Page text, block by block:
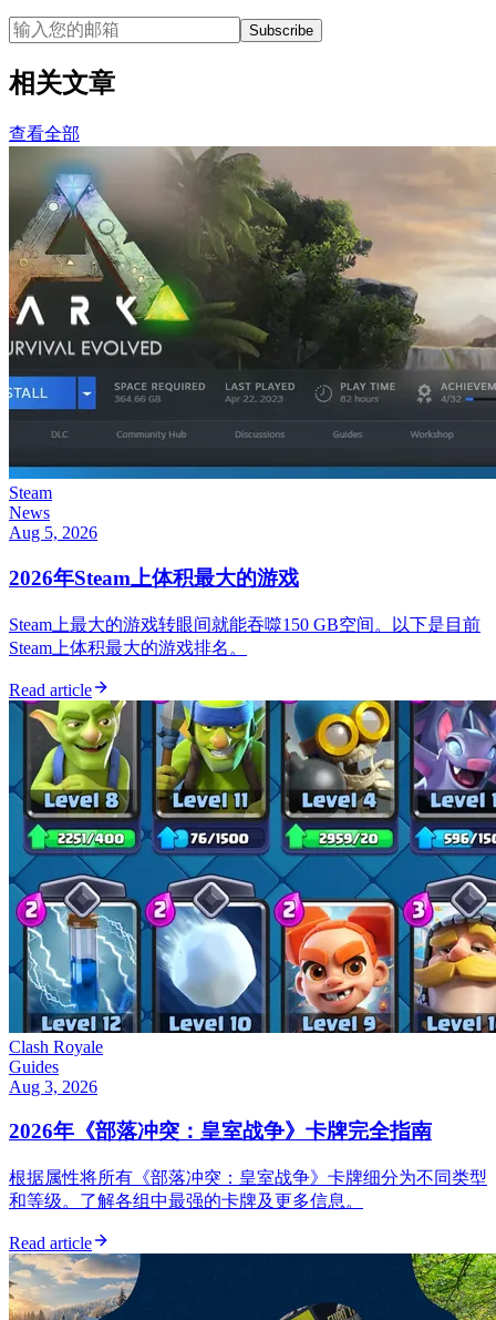
Subscribe
相关文章
查看全部
Steam
News
Aug 5, 2026
2026年Steam上体积最大的游戏
Steam上最大的游戏转眼间就能吞噬150 GB空间。以下是目前
Steam上体积最大的游戏排名。
Read article
Clash Royale
Guides
Aug 3, 2026
2026年《部落冲突：皇室战争》卡牌完全指南
根据属性将所有《部落冲突：皇室战争》卡牌细分为不同类型
和等级。了解各组中最强的卡牌及更多信息。
Read article